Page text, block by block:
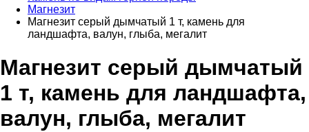
Магнезит
Магнезит серый дымчатый 1 т, камень для
ландшафта, валун, глыба, мегалит
Магнезит серый дымчатый
1 т, камень для ландшафта,
валун, глыба, мегалит